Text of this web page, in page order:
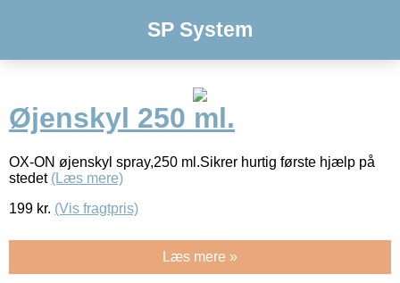
SP System
Øjenskyl 250 ml.
OX-ON øjenskyl spray,250 ml.Sikrer hurtig første hjælp på
stedet (Læs mere)
199 kr. (Vis fragtpris)
Læs mere »